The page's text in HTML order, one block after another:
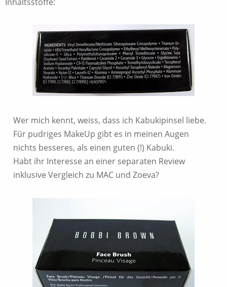
Inhaltsstoffe:
Wer mich kennt, weiss, dass ich Kabukipinsel liebe.
Für pudriges MakeUp gibt es in meinen Augen
nichts besseres, als einen guten (!) Kabuki.
Habt ihr Interesse an einer separaten Review
inklusive Vergleich zu MAC und Zoeva?